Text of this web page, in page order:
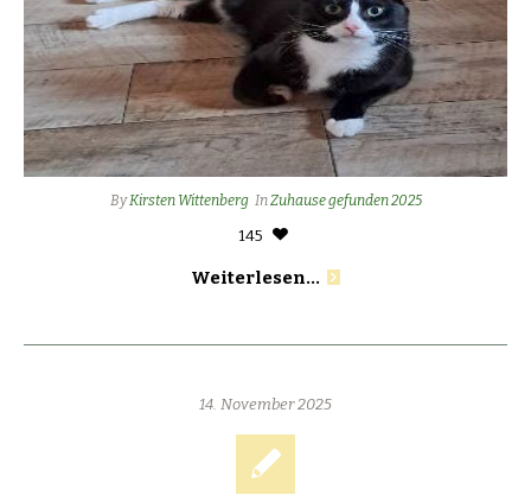
ByKirsten Wittenberg InZuhause gefunden 2025
145
Weiterlesen...
14. November 2025